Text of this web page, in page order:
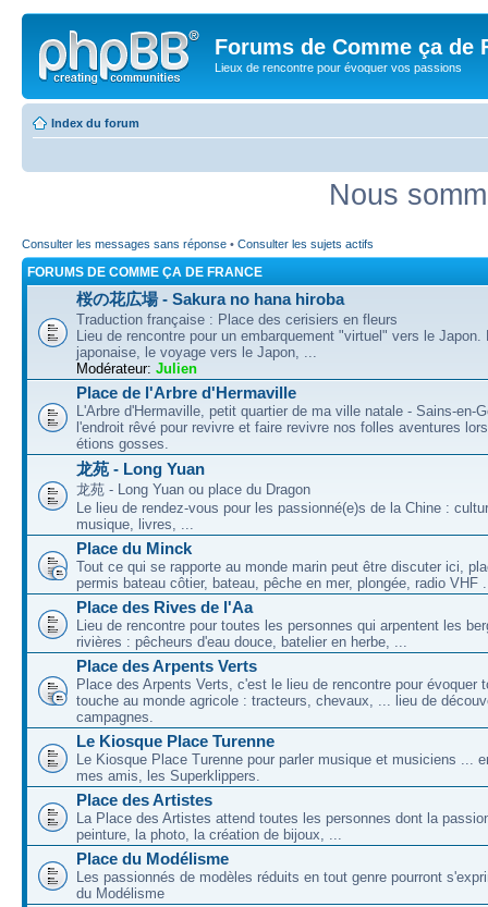
Forums de Comme ça de
Lieux de rencontre pour évoquer vos passions
Index du forum
Nous
Consulter les messages sans réponse • Consulter les sujets actifs
FORUMS DE COMME ÇA DE FRANCE
桜の花広場 - Sakura no hana hiroba
Traduction française : Place des cerisiers en fleurs
Lieu de rencontre pour un embarquement "virtuel" vers le Japon.
japonaise, le voyage vers le Japon, ...
Modérateur: Julien
Place de l'Arbre d'Hermaville
L'Arbre d'Hermaville, petit quartier de ma ville natale - Sains-en-
l'endroit rêvé pour revivre et faire revivre nos folles aventures
étions gosses.
龙苑 - Long Yuan
龙苑 - Long Yuan ou place du Dragon
Le lieu de rendez-vous pour les passionné(e)s de la Chine :
musique, livres, ...
Place du Minck
Tout ce qui se rapporte au monde marin peut être discuter ici,
permis bateau côtier, bateau, pêche en mer, plongée, radio VHF
Place des Rives de l'Aa
Lieu de rencontre pour toutes les personnes qui arpentent les
rivières : pêcheurs d'eau douce, batelier en herbe, ...
Place des Arpents Verts
Place des Arpents Verts, c'est le lieu de rencontre pour évoquer
touche au monde agricole : tracteurs, chevaux, ... lieu de
campagnes.
Le Kiosque Place Turenne
Le Kiosque Place Turenne pour parler musique et musiciens ...
mes amis, les Superklippers.
Place des Artistes
La Place des Artistes attend toutes les personnes dont la
peinture, la photo, la création de bijoux, ...
Place du Modélisme
Les passionnés de modèles réduits en tout genre pourront
du Modélisme